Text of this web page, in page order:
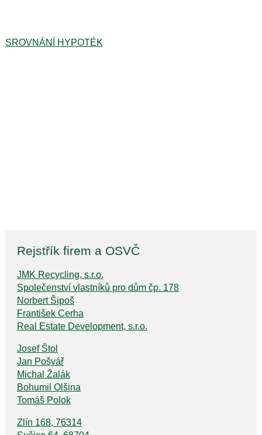
SROVNÁNÍ HYPOTÉK
Rejstřík firem a OSVČ
JMK Recycling, s.r.o.
Společenství vlastníků pro dům čp. 178
Norbert Šipoš
František Cerha
Real Estate Development, s.r.o.
Josef Štol
Jan Pošvář
Michal Žalák
Bohumil Olšina
Tomáš Polok
Zlín 168, 76314